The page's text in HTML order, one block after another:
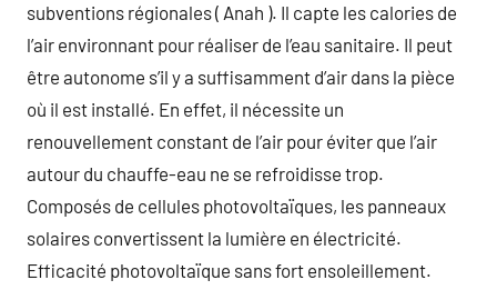
subventions régionales ( Anah ). Il capte les calories de
l’air environnant pour réaliser de l’eau sanitaire. Il peut
être autonome s’il y a suffisamment d’air dans la pièce
où il est installé. En effet, il nécessite un
renouvellement constant de l’air pour éviter que l’air
autour du chauffe-eau ne se refroidisse trop.
Composés de cellules photovoltaïques, les panneaux
solaires convertissent la lumière en électricité.
Efficacité photovoltaïque sans fort ensoleillement.